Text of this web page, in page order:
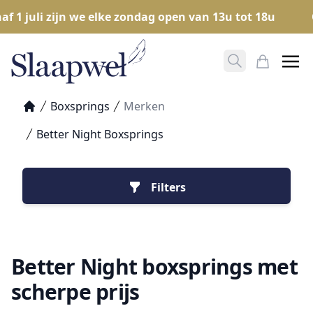
juli zijn we elke zondag open van 13u tot 18u
ZoekenMijn
Boxsprings
Merken
Better Night Boxsprings
Filters
Better Night boxsprings met
scherpe prijs